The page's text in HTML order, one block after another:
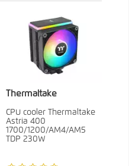
Thermaltake
CPU cooler Thermaltake
Astria 400
1700/1200/AM4/AM5
TDP 230W